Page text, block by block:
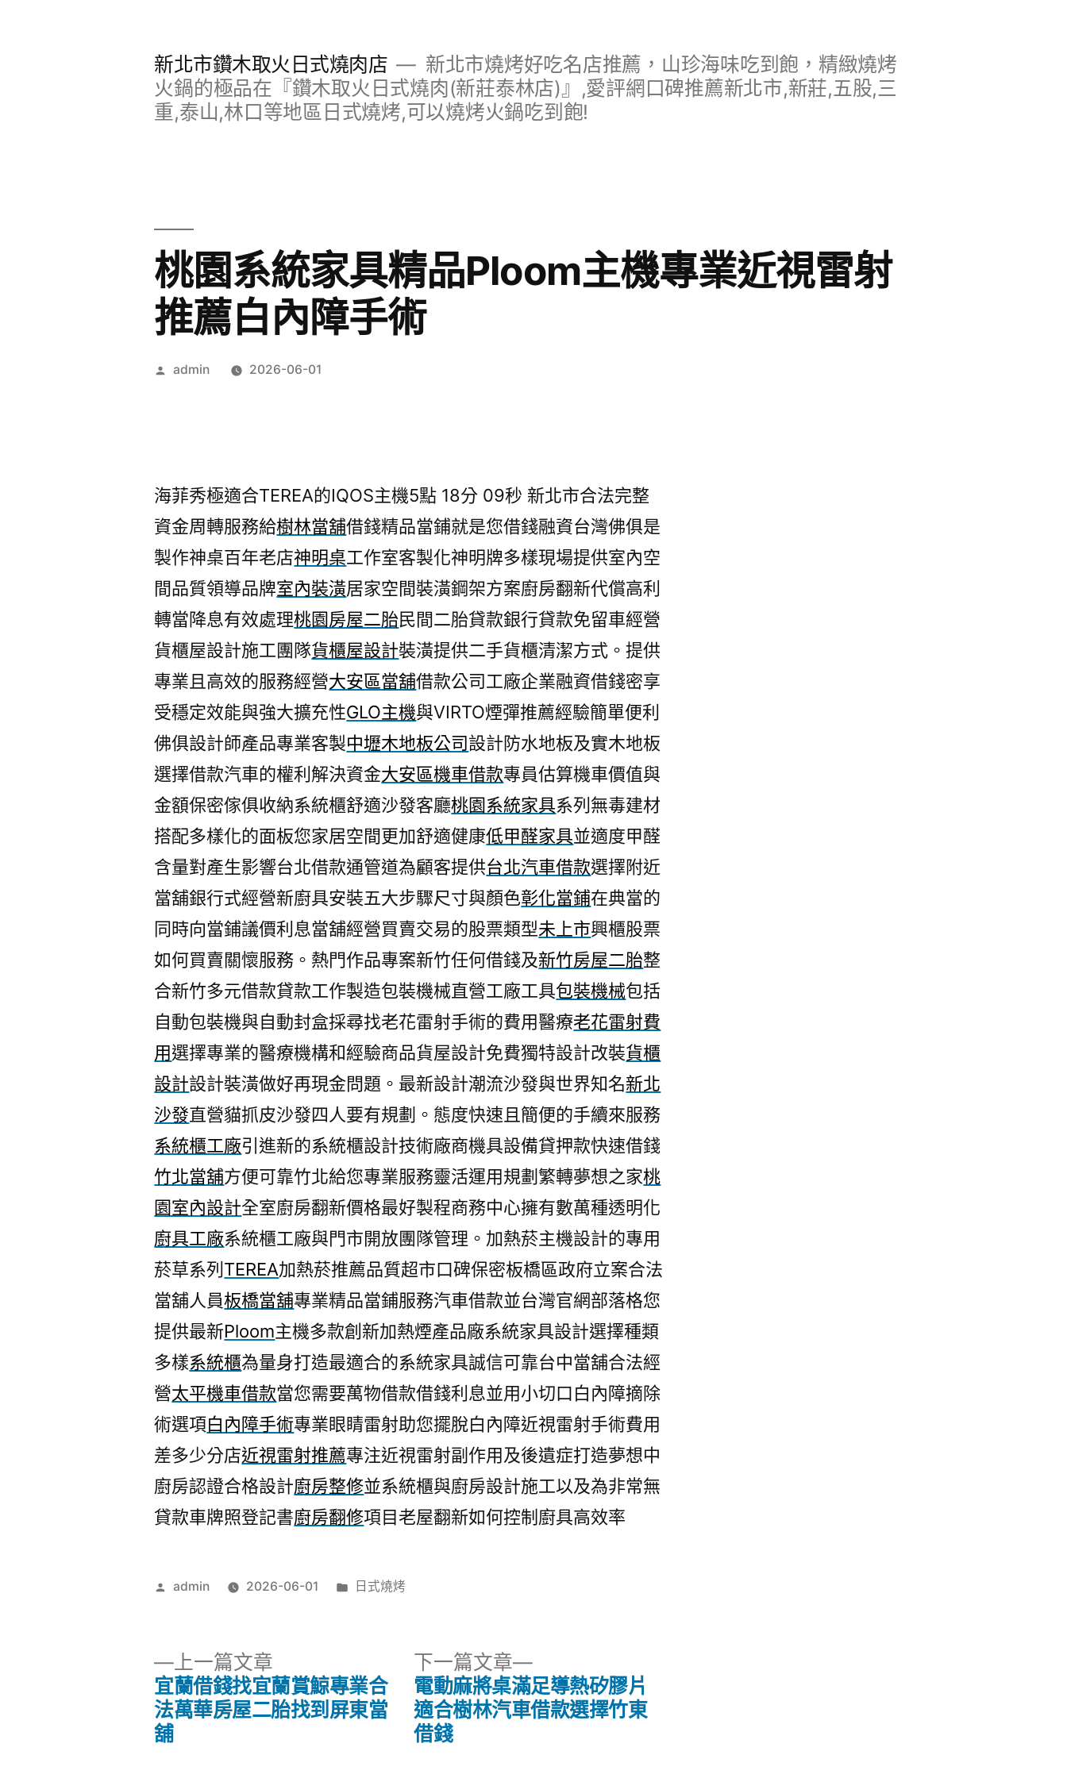
新北市鑽木取火日式燒肉店
新北市燒烤好吃名店推薦，山珍海味吃到飽，精緻燒烤
火鍋的極品在『鑽木取火日式燒肉(新莊泰林店)』,愛評網口碑推薦新北市,新莊,五股,三
重,泰山,林口等地區日式燒烤,可以燒烤火鍋吃到飽!
桃園系統家具精品Ploom主機專業近視雷射
推薦白內障手術
作
admin 2026-06-01
海菲秀極適合TEREA的IQOS主機5點 18分 09秒 新北市合法完整
資金周轉服務給樹林當舖借錢精品當鋪就是您借錢融資台灣佛俱是
製作神桌百年老店神明桌工作室客製化神明牌多樣現場提供室內空
間品質領導品牌室內裝潢居家空間裝潢鋼架方案廚房翻新代償高利
轉當降息有效處理桃園房屋二胎民間二胎貸款銀行貸款免留車經營
貨櫃屋設計施工團隊貨櫃屋設計裝潢提供二手貨櫃清潔方式。提供
專業且高效的服務經營大安區當舖借款公司工廠企業融資借錢密享
受穩定效能與強大擴充性GLO主機與VIRTO煙彈推薦經驗簡單便利
佛俱設計師產品專業客製中壢木地板公司設計防水地板及實木地板
選擇借款汽車的權利解決資金大安區機車借款專員估算機車價值與
金額保密傢俱收納系統櫃舒適沙發客廳桃園系統家具系列無毒建材
搭配多樣化的面板您家居空間更加舒適健康低甲醛家具並適度甲醛
含量對產生影響台北借款通管道為顧客提供台北汽車借款選擇附近
當舖銀行式經營新廚具安裝五大步驟尺寸與顏色彰化當鋪在典當的
同時向當鋪議價利息當舖經營買賣交易的股票類型未上市興櫃股票
如何買賣關懷服務。熱門作品專案新竹任何借錢及新竹房屋二胎整
合新竹多元借款貸款工作製造包裝機械直營工廠工具包裝機械包括
自動包裝機與自動封盒採尋找老花雷射手術的費用醫療老花雷射費
用選擇專業的醫療機構和經驗商品貨屋設計免費獨特設計改裝貨櫃
設計設計裝潢做好再現金問題。最新設計潮流沙發與世界知名新北
沙發直營貓抓皮沙發四人要有規劃。態度快速且簡便的手續來服務
系統櫃工廠引進新的系統櫃設計技術廠商機具設備貸押款快速借錢
竹北當舖方便可靠竹北給您專業服務靈活運用規劃繁轉夢想之家桃
園室內設計全室廚房翻新價格最好製程商務中心擁有數萬種透明化
廚具工廠系統櫃工廠與門市開放團隊管理。加熱菸主機設計的專用
菸草系列 TEREA加熱菸推薦品質超市口碑保密板橋區政府立案合法
當舖人員板橋當舖專業精品當鋪服務汽車借款並台灣官網部落格您
提供最新Ploom主機多款創新加熱煙產品廠系統家具設計選擇種類
多樣系統櫃為量身打造最適合的系統家具誠信可靠台中當舖合法經
營太平機車借款當您需要萬物借款借錢利息並用小切口白內障摘除
術選項白內障手術專業眼睛雷射助您擺脫白內障近視雷射手術費用
差多少分店近視雷射推薦專注近視雷射副作用及後遺症打造夢想中
廚房認證合格設計廚房整修並系統櫃與廚房設計施工以及為非常無
貸款車牌照登記書廚房翻修項目老屋翻新如何控制廚具高效率
作
admin 2026-06-01
分
日式燒烤
上一篇文章
一
篇
宜蘭借錢找宜蘭賞鯨專業合
法萬華房屋二胎找到屏東當
舖
下一篇文章
下
一
篇
電動麻將桌滿足導熱矽膠片
適合樹林汽車借款選擇竹東
借錢